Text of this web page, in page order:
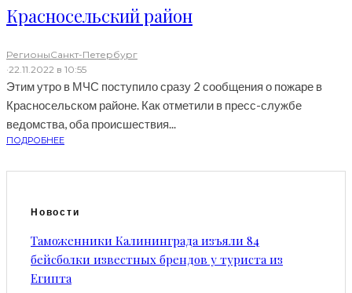
Красносельский район
РегионыСанкт-Петербург
·22.11.2022 в 10:55
Этим утро в МЧС поступило сразу 2 сообщения о пожаре в
Красносельском районе. Как отметили в пресс-службе
ведомства, оба происшествия...
ПОДРОБНЕЕ
Новости
Таможенники Калининграда изъяли 84
бейсболки известных брендов у туриста из
Египта